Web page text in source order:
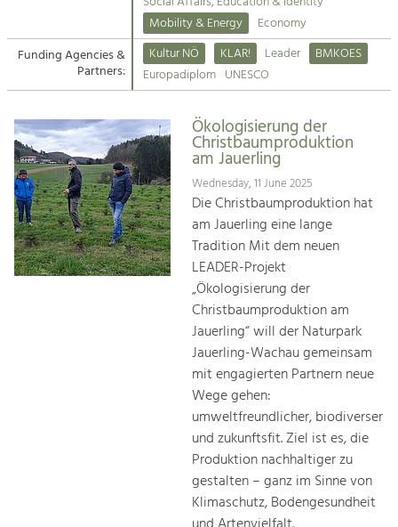
Suche
Impressum
Kontakt
Tourism
Offer Development and Positioning
Art & Culture
Crafts, Science and Research.
Social Affairs, Education
& Identity
Equality, Youth and Integration.
Climate Change, Public Transport and
Increase in Regional Value Added.
Mobility & Energy
Economy
Funding Agencies &
Partners:
Kultur NÖ KLAR! Leader
BMKOES
Europadiplom UNESCO
Ökologisierung der
Christbaumproduktion
am Jauerling
Wednesday, 11 June 2025
Die Christbaumproduktion hat
am Jauerling eine lange
Tradition Mit dem neuen
LEADER-Projekt
„Ökologisierung der
Christbaumproduktion am
Jauerling“ will der Naturpark
Jauerling-Wachau gemeinsam
mit engagierten Partnern neue
Wege gehen:
umweltfreundlicher, biodiverser
und zukunftsfit. Ziel ist es, die
Produktion nachhaltiger zu
gestalten – ganz im Sinne von
Klimaschutz, Bodengesundheit